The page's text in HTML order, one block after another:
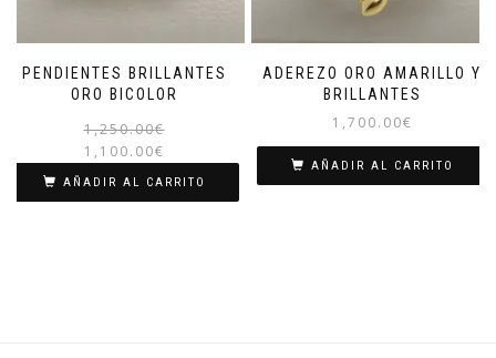
PENDIENTES BRILLANTES
ORO BICOLOR
1,250.00€
precio
1,100.00€
precio
AÑADIR AL CARRITO
ADEREZO ORO AMARILLO Y
BRILLANTES
1,700.00€
AÑADIR AL CARRITO